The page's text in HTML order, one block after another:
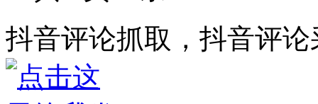
抖音评论抓取，抖音评